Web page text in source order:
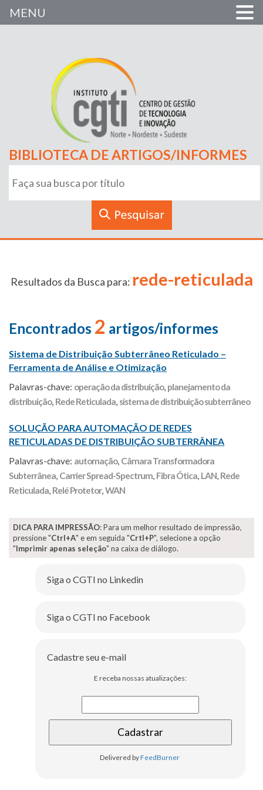
BIBLIOTECA DE ARTIGOS/INFORMES
Resultados da Busca para: rede-reticulada
Encontrados 2 artigos/informes
Sistema de Distribuição Subterrâneo Reticulado –
Ferramenta de Análise e Otimização
Palavras-chave: operação da distribuição, planejamento da
distribuição, Rede Reticulada, sistema de distribuição subterrâneo
SOLUÇÃO PARA AUTOMAÇÃO DE REDES
RETICULADAS DE DISTRIBUIÇÃO SUBTERRÂNEA
Palavras-chave: automação, Câmara Transformadora
Subterrânea, Carrier Spread-Spectrum, Fibra Ótica, LAN, Rede
Reticulada, Relé Protetor,WAN
DICA PARA IMPRESSÃO: Para um melhor resultado de impressão,
pressione "Ctrl+A" e em seguida "Crtl+P", selecione a opção
"Imprimir apenas seleção" na caixa de diálogo.
Siga o CGTI no Linkedin
Siga o CGTI no Facebook
Cadastre seu e-mail
E receba nossas atualizações:
Delivered byFeedBurner
MENU